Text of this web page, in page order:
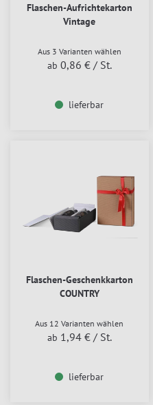
Flaschen-Aufrichtekarton
Vintage
Aus 3 Varianten wählen
ab 0,86 € / St.
lieferbar
Flaschen-Geschenkkarton
COUNTRY
Aus 12 Varianten wählen
ab 1,94 € / St.
lieferbar